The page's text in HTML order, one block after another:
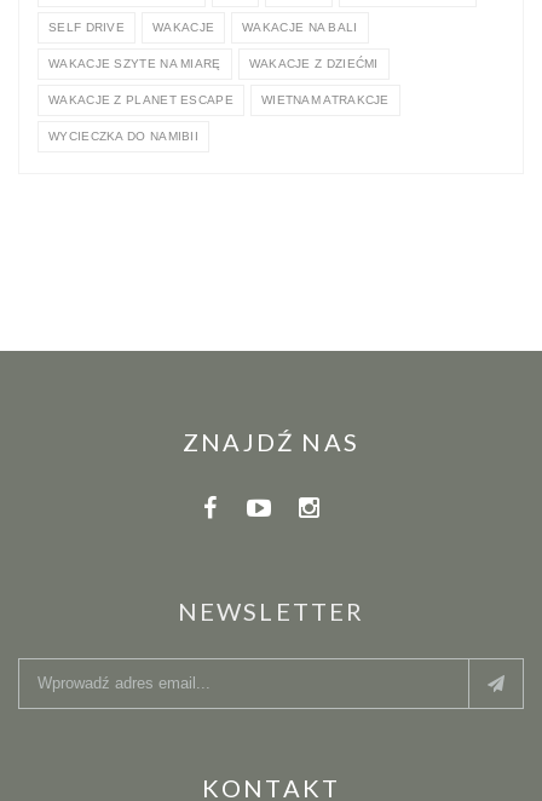
SELF DRIVE WAKACJE WAKACJE NA BALI
WAKACJE SZYTE NA MIARĘ WAKACJE Z DZIEĆMI
WAKACJE Z PLANET ESCAPE WIETNAM ATRAKCJE
WYCIECZKA DO NAMIBII
ZNAJDŹ NAS
NEWSLETTER
KONTAKT